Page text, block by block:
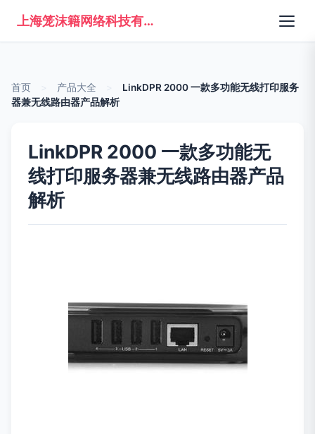
上海笼沫籍网络科技有限公司
首页 产品大全
LinkDPR 2000 一款多功能无线打印服务
器兼无线路由器产品解析
LinkDPR 2000 一款多功能无
线打印服务器兼无线路由器产品
解析